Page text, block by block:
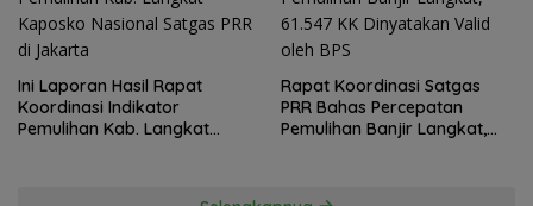
Ini Laporan Hasil Rapat
Koordinasi Indikator
Pemulihan Kab. Langkat
Rapat Koordinasi Satgas
PRR Bahas Percepatan
Pemulihan Banjir Langkat,